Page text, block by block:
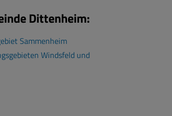
Dittenheim:
Sammenheim
Windsfeld und